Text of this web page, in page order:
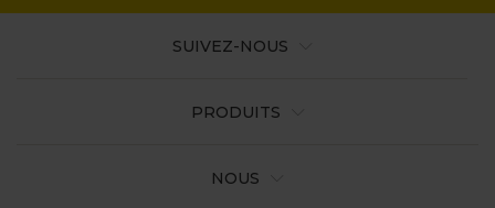
PRODUITS
NOUS
SUIVEZ-NOUS